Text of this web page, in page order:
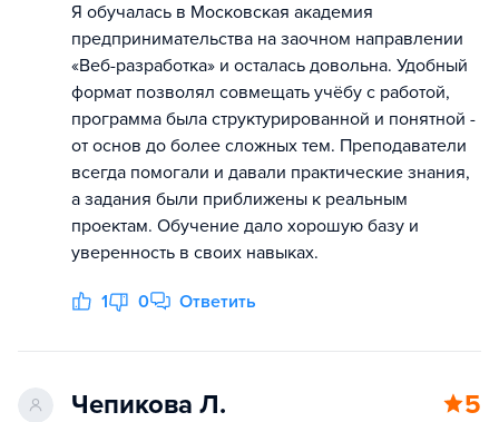
Я обучалась в Московская академия
предпринимательства на заочном направлении
«Веб-разработка» и осталась довольна. Удобный
формат позволял совмещать учёбу с работой,
программа была структурированной и понятной -
от основ до более сложных тем. Преподаватели
всегда помогали и давали практические знания,
а задания были приближены к реальным
проектам. Обучение дало хорошую базу и
уверенность в своих навыках.
1 0 Ответить
Чепикова Л. 5